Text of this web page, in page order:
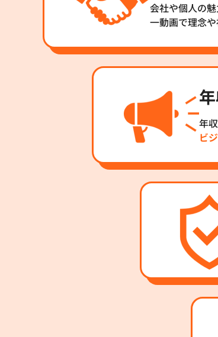
会社や個人の
一動画で理念や
年
ビ